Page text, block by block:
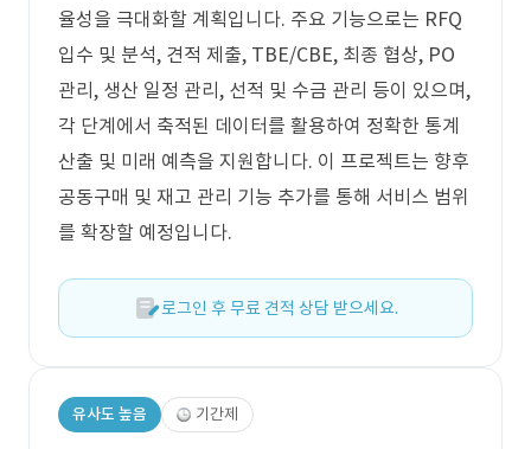
율성을 극대화할 계획입니다. 주요 기능으로는 RFQ
입수 및 분석, 견적 제출, TBE/CBE, 최종 협상, PO
관리, 생산 일정 관리, 선적 및 수금 관리 등이 있으며,
각 단계에서 축적된 데이터를 활용하여 정확한 통계
산출 및 미래 예측을 지원합니다. 이 프로젝트는 향후
공동구매 및 재고 관리 기능 추가를 통해 서비스 범위
를 확장할 예정입니다.
로그인 후 무료 견적 상담 받으세요.
유사도 높음 기간제